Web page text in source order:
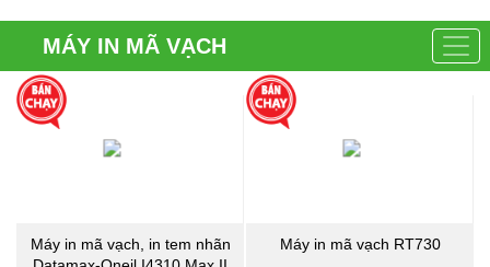
MÁY IN MÃ VẠCH
Máy in mã vạch, in tem nhãn
Máy in mã vạch RT730